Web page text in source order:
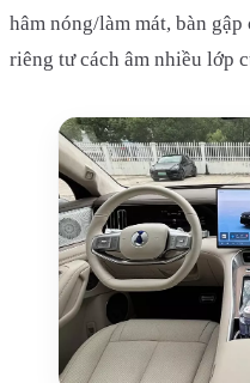
hâm nóng/làm mát, bàn
riêng tư cách âm nhiều lớp